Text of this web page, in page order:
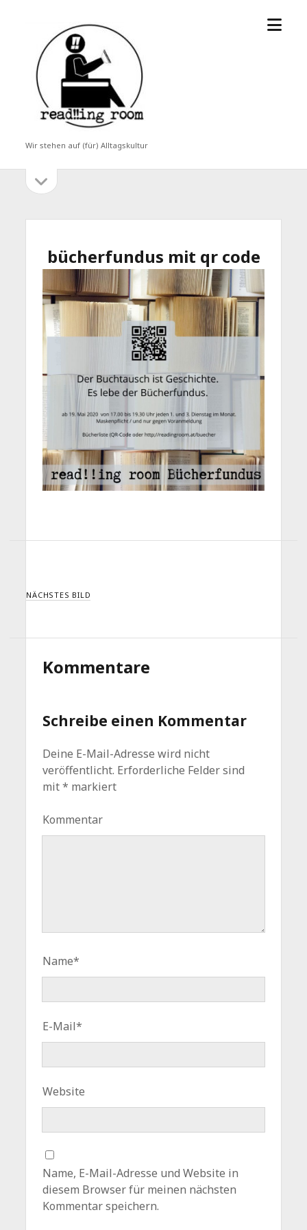
read!!ing
room
Wir stehen auf (für) Alltagskultur
Menü
Seitenleiste
öffnen
bücherfundus mit qr code
NÄCHSTES BILD
Kommentare
Schreibe einen Kommentar
Deine E-Mail-Adresse wird nicht
veröffentlicht. Erforderliche Felder sind
mit* markiert
Kommentar
Name*
E-Mail*
Website
Name, E-Mail-Adresse und Website in
diesem Browser für meinen nächsten
Kommentar speichern.